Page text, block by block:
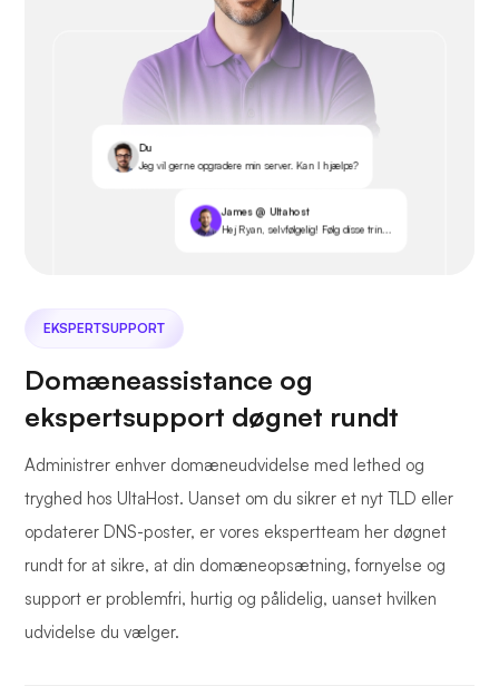
Du
Jeg vil gerne opgradere min server. Kan I hjælpe?
James @ Ultahost
Hej Ryan, selvfølgelig! Følg disse trin...
EKSPERTSUPPORT
Domæneassistance og
ekspertsupport døgnet rundt
Administrer enhver domæneudvidelse med lethed og
tryghed hos UltaHost. Uanset om du sikrer et nyt TLD eller
opdaterer DNS-poster, er vores ekspertteam her døgnet
rundt for at sikre, at din domæneopsætning, fornyelse og
support er problemfri, hurtig og pålidelig, uanset hvilken
udvidelse du vælger.